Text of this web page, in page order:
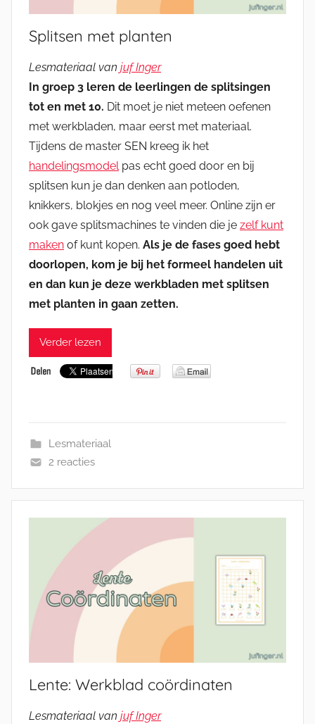
Splitsen met planten
Lesmateriaal van juf Inger
In groep 3 leren de leerlingen de splitsingen
tot en met 10. Dit moet je niet meteen oefenen
met werkbladen, maar eerst met materiaal.
Tijdens de master SEN kreeg ik het
handelingsmodel pas echt goed door en bij
splitsen kun je dan denken aan potloden,
knikkers, blokjes en nog veel meer. Online zijn er
ook gave splitsmachines te vinden die je zelf kunt
maken of kunt kopen. Als je de fases goed hebt
doorlopen, kom je bij het formeel handelen uit
en dan kun je deze werkbladen met splitsen
met planten in gaan zetten.
Verder lezen
Lesmateriaal
2 reacties
Lente: Werkblad coördinaten
Lesmateriaal van juf Inger